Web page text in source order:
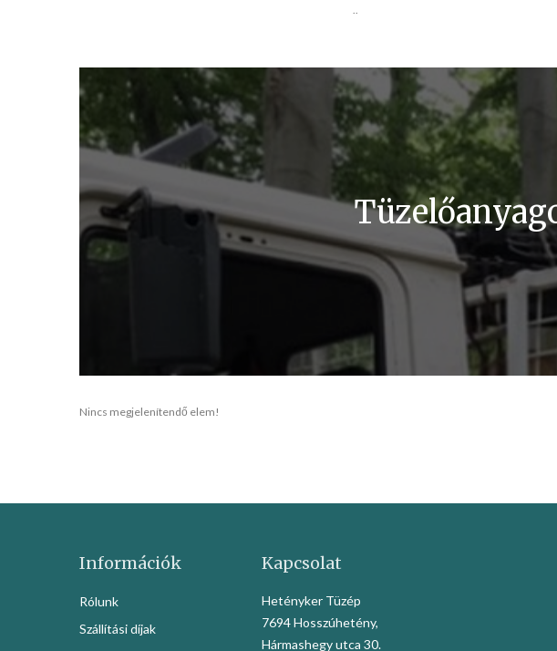
Nincs megjelenítendő elem!
Információk
Rólunk
Szállítási díjak
Kapcsolat
Hetényker Tüzép
7694 Hosszúhetény,
Hármashegy utca 30.